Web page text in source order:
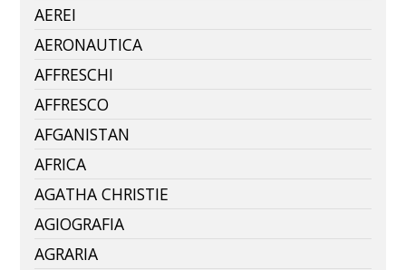
AEREI
AERONAUTICA
AFFRESCHI
AFFRESCO
AFGANISTAN
AFRICA
AGATHA CHRISTIE
AGIOGRAFIA
AGRARIA